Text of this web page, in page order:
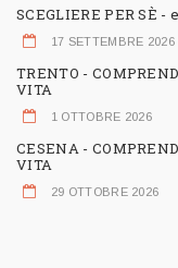
SCEGLIERE PER SÈ
17 SETTEMBRE 2026
TRENTO -
VITA
1 OTTOBRE 2026
CESENA -
VITA
29 OTTOBRE 2026